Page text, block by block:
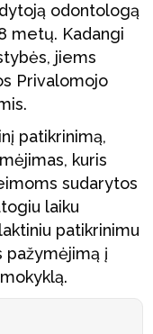
odontologą
metų. Kadangi
jiems
Privalomojo
patikrinimą,
kuris
sudarytos
laiku
patikrinimu
pažymėjimą į